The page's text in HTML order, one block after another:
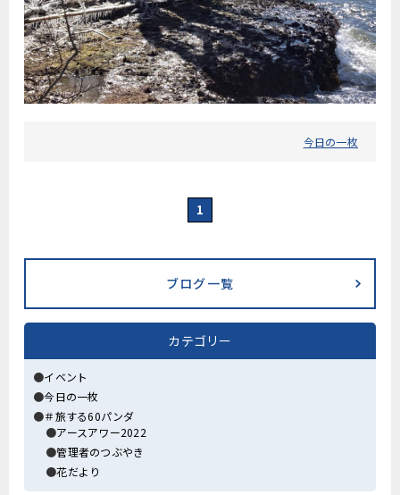
今日の一枚
1
ブログ一覧
カテゴリー
イベント
今日の一枚
＃旅する60パンダ
アースアワー2022
管理者のつぶやき
花だより